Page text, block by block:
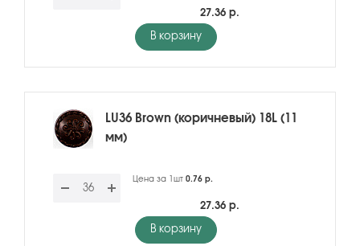
27.36 р.
В корзину
LU36 Brown (коричневый) 18L (11
мм)
Цена за 1шт 0.76 р.
27.36 р.
В корзину